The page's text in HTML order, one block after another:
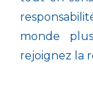
monde
rejoignez la